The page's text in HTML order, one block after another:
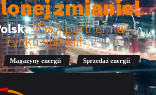
zmianie!
Twój partner na
rynku energii!